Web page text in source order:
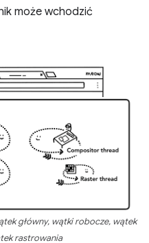
może wchodzić
główny, wątki robocze, wątek
rastrowania